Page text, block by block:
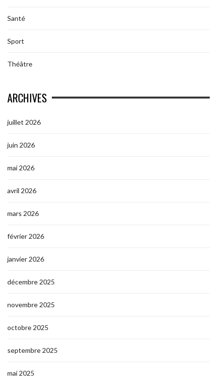
Santé
Sport
Théâtre
ARCHIVES
juillet 2026
juin 2026
mai 2026
avril 2026
mars 2026
février 2026
janvier 2026
décembre 2025
novembre 2025
octobre 2025
septembre 2025
mai 2025